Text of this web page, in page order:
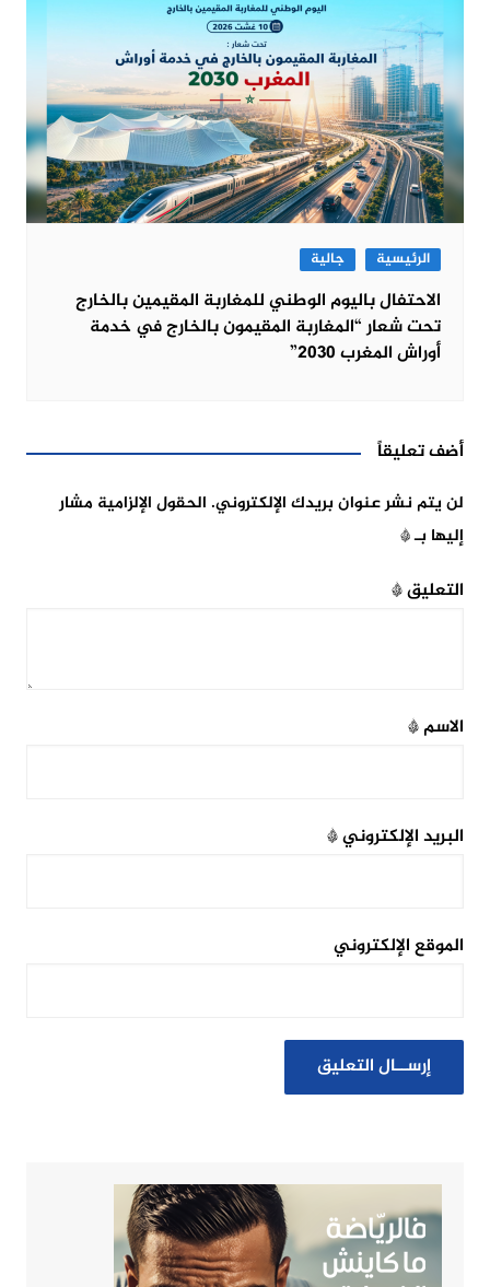
الرئيسية جالية
الاحتفال باليوم الوطني للمغاربة المقيمين بالخارج
تحت شعار “المغاربة المقيمون بالخارج في خدمة
أوراش المغرب 2030”
أضف تعليقاً
لن يتم نشر عنوان بريدك الإلكتروني. الحقول الإلزامية مشار
إليها بـ*
التعليق*
الاسم*
البريد الإلكتروني*
الموقع الإلكتروني